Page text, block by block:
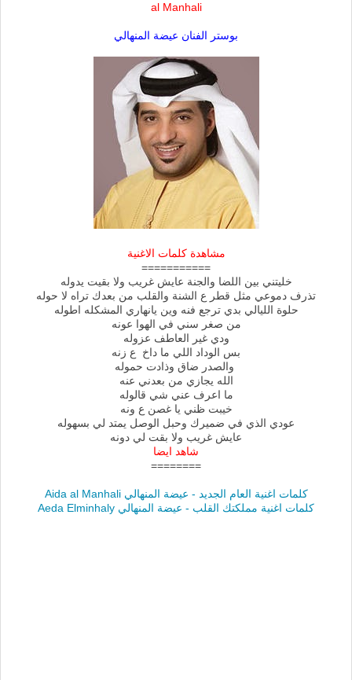
al Manhali
بوستر الفنان عيضة المنهالي
مشاهدة كلمات الاغنية
===========
خليتني بين اللضا والجنة عايش غريب ولا بقيت يدوله
تذرف دموعي مثل قطر ع الشنة والقلب من بعدك تراه لا حوله
حلوة الليالي بدي ترجع فنه وين يانهاري المشكله اطوله
من صغر سني في الهوا عونه
ودي غير العاطف عزوله
بس الوداد اللي ما داخ ع زنه
والصدر ضاق وذادت حموله
الله يجازي من بعدني عنه
ما اعرف عني شي قالوله
خيبت ظني يا غصن ع ونه
عودي الذي في ضميرك وحبل الوصل يمتد لي بسهوله
عايش غريب ولا بقت لي دونه
شاهد ايضا
========
كلمات اغنية العام الجديد - عيضة المنهالي Aida al Manhali
كلمات اغنية مملكتك القلب - عيضة المنهالي Aeda Elminhaly